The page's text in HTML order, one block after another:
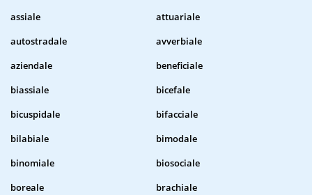
assiale
attuariale
autostradale
avverbiale
aziendale
beneficiale
biassiale
bicefale
bicuspidale
bifacciale
bilabiale
bimodale
binomiale
biosociale
boreale
brachiale